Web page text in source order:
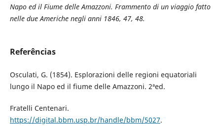
Napo ed il Fiume delle Amazzoni. Frammento di un viaggio fatto
nelle due Americhe negli anni 1846, 47, 48.
Referências
Osculati, G. (1854). Esplorazioni delle regioni equatoriali
lungo il Napo ed il fiume delle Amazzoni. 2ªed.
Fratelli Centenari.
https://digital.bbm.usp.br/handle/bbm/5027.